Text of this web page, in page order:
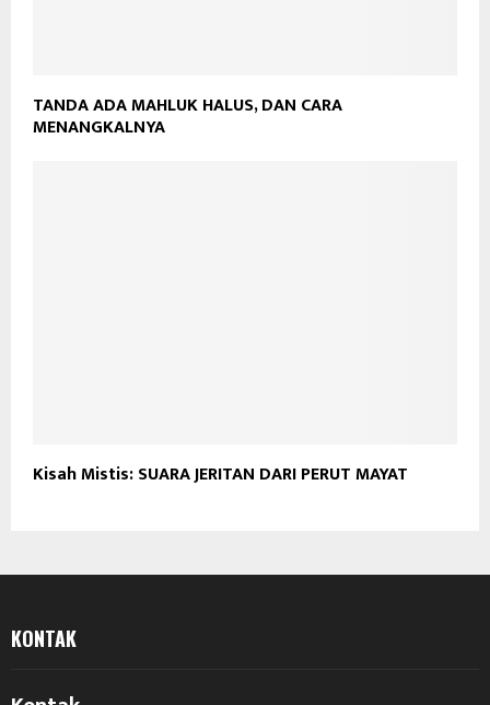
TANDA ADA MAHLUK HALUS, DAN CARA
MENANGKALNYA
Kisah Mistis: SUARA JERITAN DARI PERUT MAYAT
KONTAK